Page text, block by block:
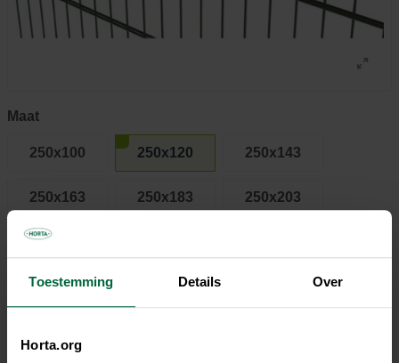
Toestemming Details Over
Horta.org
Maat
250x100 250x120 250x143
250x163 250x183 250x203
250x223